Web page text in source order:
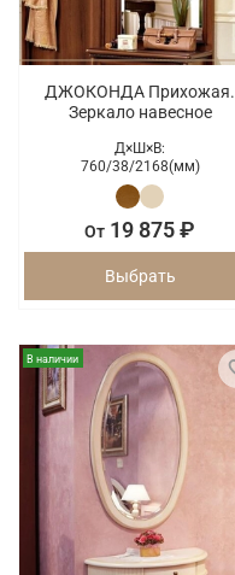
ДЖОКОНДА Прихожая.
Зеркало навесное
Д×Ш×В:
760/38/2168(мм)
От 19 875 ₽
Выбрать
В наличии